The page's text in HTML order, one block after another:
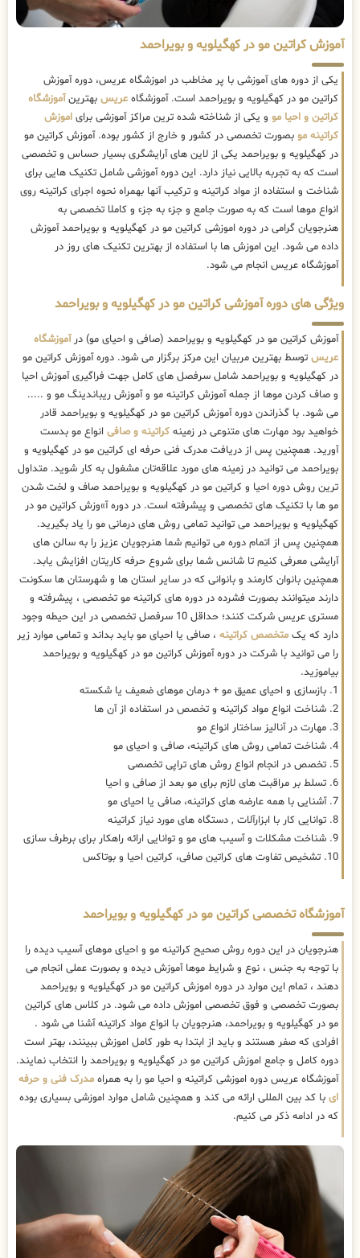
آموزش کراتین مو در کهگیلویه و بویراحمد
یکی از دوره های آموزشی با پر مخاطب در اموزشگاه عریس، دوره آموزش
کراتین مو در کهگیلویه و بویراحمد است. آموزشگاه عریس بهترینآموزشگاه
کراتین و احیا مو و یکی از شناخته شده ترین مراکز آموزشی برای اموزش
کراتینه مو بصورت تخصصی در کشور و خارج از کشور بوده. آموزش کراتین مو
در کهگیلویه و بویراحمد یکی از لاین های آرایشگری بسیار حساس و تخصصی
است که به تجربه بالایی نیاز دارد. این دوره آموزشی شامل تکنیک هایی برای
شناخت و استفاده از مواد کراتینه و ترکیب آنها بهمراه نحوه اجرای کراتینه روی
انواع موها است که به صورت جامع و جزء به جزء و کاملا تخصصی به
هنرجویان گرامی در دوره اموزشی کراتین مو در کهگیلویه و بویراحمد آموزش
داده می شود. این اموزش ها با استفاده از بهترین تکنیک های روز در
آموزشگاه عریس انجام می شود.
ویژگی های دوره آموزشی کراتین مو در کهگیلویه و بویراحمد
آموزش کراتین مو در کهگیلویه و بویراحمد (صافی و احیای مو) درآموزشگاه
عریس توسط بهترین مربیان این مرکز برگزار می شود. دوره آموزش کراتین مو
در کهگیلویه و بویراحمد شامل سرفصل های کامل جهت فراگیری آموزش احیا
و صاف کردن موها از جمله آموزش کراتینه مو و آموزش ریباندینگ مو و .....
می شود. با گذراندن دوره آموزش کراتین مو در کهگیلویه و بویراحمد قادر
خواهید بود مهارت های متنوعی در زمینه کراتینه و صافی انواع مو بدست
آورید. همچنین پس از دریافت مدرک فنی حرفه ای کراتین مو در کهگیلویه و
بویراحمد می توانید در زمینه های مورد علاقه‌تان مشغول به کار شوید. متداول
ترین روش دوره احیا و کراتین مو در کهگیلویه و بویراحمد صاف و لخت شدن
مو ها با تکنیک های تخصصی و پیشرفته است. در دوره آ»وزش کراتین مو در
کهگیلویه و بویراحمد می توانید تمامی روش های درمانی مو را یاد بگیرید.
همچنین پس از اتمام دوره می توانیم شما هنرجویان عزیز را به سالن های
آرایشی معرفی کنیم تا شانس شما برای شروع حرفه کاریتان افزایش یابد.
همچنین بانوان کارمند و بانوانی که در سایر استان ها و شهرستان ها سکونت
دارند میتوانند بصورت فشرده در دوره های کراتینه مو تخصصی ، پیشرفته و
مستری عریس شرکت کنند؛ حداقل 10 سرفصل تخصصی در این حیطه وجود
دارد که یک متخصص کراتینه ، صافی یا احیای مو باید بداند و تمامی موارد زیر
را می توانید با شرکت در دوره آموزش کراتین مو در کهگیلویه و بویراحمد
بیاموزید.
1. بازسازی و احیای عمیق مو + درمان موهای ضعیف یا شکسته
2. شناخت انواع مواد کراتینه و تخصص در استفاده از آن ها
3. مهارت در آنالیز ساختار انواع مو
4. شناخت تمامی روش های کراتینه، صافی و احیای مو
5. تخصص در انجام انواع روش های تراپی تخصصی
6. تسلط بر مراقبت های لازم برای مو بعد از صافی و احیا
7. آشنایی با همه عارضه های کراتینه، صافی یا احیای مو
8. توانایی کار با ابزارآلات , دستگاه های مورد نیاز کراتینه
9. شناخت مشکلات و آسیب های مو و توانایی ارائه راهکار برای برطرف سازی
10. تشخیص تفاوت های کراتین صافی، کراتین احیا و بوتاکس
آموزشگاه تخصصی کراتین مو در کهگیلویه و بویراحمد
هنرجویان در این دوره روش صحیح کراتینه مو و احیای موهای آسیب دیده را
با توجه به جنس ، نوع و شرایط موها آموزش دیده و بصورت عملی انجام می
دهند ، تمام این موارد در دوره اموزش کراتین مو در کهگیلویه و بویراحمد
بصورت تخصصی و فوق تخصصی اموزش داده می شود. در کلاس های کراتین
مو در کهگیلویه و بویراحمد، هنرجویان با انواع مواد کراتینه آشنا می شود .
افرادی که صفر هستند و باید از ابتدا به طور کامل اموزش ببینند، بهتر است
دوره کامل و جامع اموزش کراتین مو در کهگیلویه و بویراحمد را انتخاب نمایند.
آموزشگاه عریس دوره اموزشی کراتینه و احیا مو را به همراه مدرک فنی و حرفه
ای با کد بین المللی ارائه می کند و همچنین شامل موارد اموزشی بسیاری بوده
که در ادامه ذکر می کنیم.